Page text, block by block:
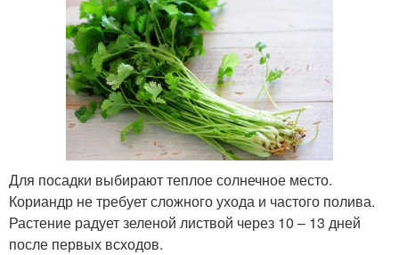
Для посадки выбирают теплое солнечное место.
Кориандр не требует сложного ухода и частого полива.
Растение радует зеленой листвой через 10 – 13 дней
после первых всходов.